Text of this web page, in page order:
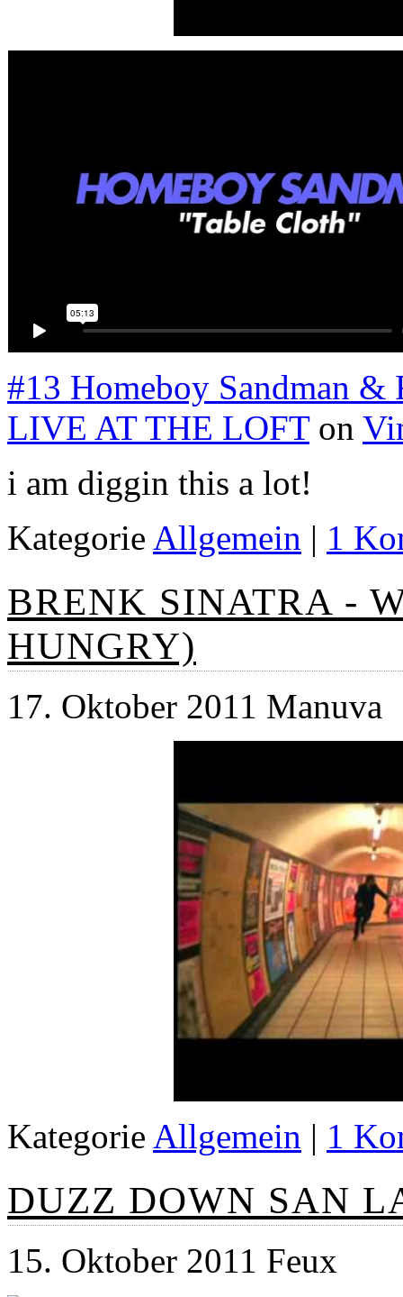
#13 Homeboy Sandman &
LIVE AT THE LOFTon
i am diggin this a lot!
Kategorie Allgemein | 1
BRENK SINATRA -
HUNGRY)
17. Oktober 2011 Manuva
Kategorie Allgemein | 1
DUZZ DOWN SAN
15. Oktober 2011 Feux